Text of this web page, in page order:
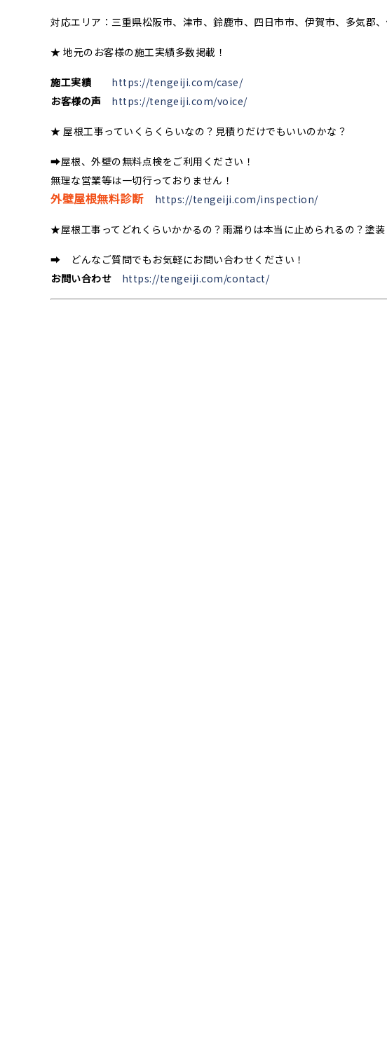
対応エリア：三重県松阪市、津市、鈴鹿市、四日市市、伊賀市、多気郡
★ 地元のお客様の施工実績多数掲載！
施工実績
https://tengeiji.com/case/
お客様の声
https://tengeiji.com/voice/
★ 屋根工事っていくらくらいなの？見積りだけでもいいのかな？
➡屋根、外壁の無料点検をご利用ください！
無理な営業等は一切行っておりません！
外壁屋根無料診断 https://tengeiji.com/inspection/
★屋根工事ってどれくらいかかるの？雨漏りは本当に止められるの？塗
➡ どんなご質問でもお気軽にお問い合わせください！
お問い合わせ
https://tengeiji.com/contact/